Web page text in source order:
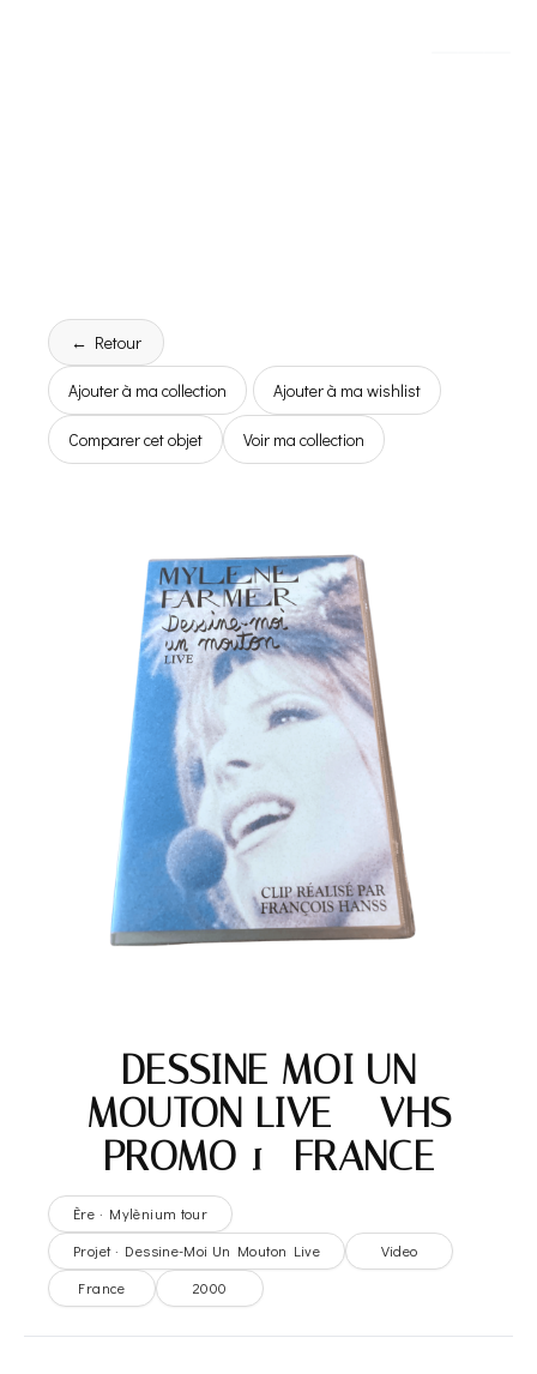
← Retour
Ajouter à ma collection Ajouter à ma wishlist
Comparer cet objet Voir ma collection
DESSINE MOI UN
MOUTON LIVE – VHS
PROMO 1- FRANCE
Ère · Mylènium tour
Projet · Dessine-Moi Un Mouton Live
Video
France
2000